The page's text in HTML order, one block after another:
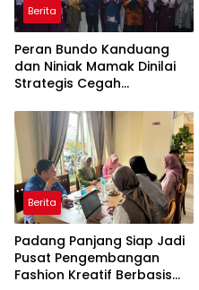
Berita
Peran Bundo Kanduang
dan Niniak Mamak Dinilai
Strategis Cegah
Berita
Padang Panjang Siap Jadi
Pusat Pengembangan
Fashion Kreatif Berbasis